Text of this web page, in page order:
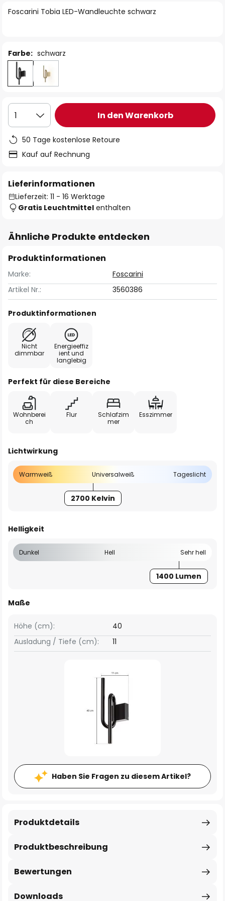
Foscarini Tobia LED-Wandleuchte schwarz
Farbe: schwarz
1 In den Warenkorb
50 Tage kostenlose Retoure
Kauf auf Rechnung
Lieferinformationen
Lieferzeit: 11 - 16 Werktage
Gratis Leuchtmittel enthalten
Ähnliche Produkte entdecken
Produktinformationen
Marke:
Foscarini
Artikel Nr.:
3560386
Produktinformationen
Nicht
dimmbar
Energieeffiz
ient und
langlebig
Perfekt für diese Bereiche
Wohnberei
ch
Flur
Schlafzim
mer
Esszimmer
Lichtwirkung
Warmweiß Universalweiß Tageslicht
2700 Kelvin
Helligkeit
Dunkel Hell Sehr hell
1400 Lumen
Maße
Höhe (cm):
40
Ausladung / Tiefe (cm):
11
Haben Sie Fragen zu diesem Artikel?
Produktbeschreibung
Produktdetails
Bewertungen
Downloads